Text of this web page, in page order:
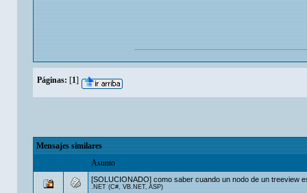
Páginas: [1]
Mensajes similares
Asunto
[SOLUCIONADO] como saber cuando un nodo de un treeview
.NET (C#, VB.NET, ASP)